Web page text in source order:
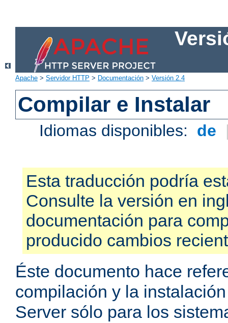
Apache > Servidor HTTP > Documentación > Versión 2.4
Compilar e Instalar
Idiomas disponibles: de
Esta traducción podría
Consulte la versión en
documentación para
producido cambios
Éste documento hace
compilación y la
Server sólo para los